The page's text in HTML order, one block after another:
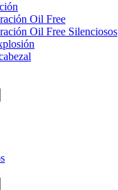
Oil Free
Oil Free Silenciosos